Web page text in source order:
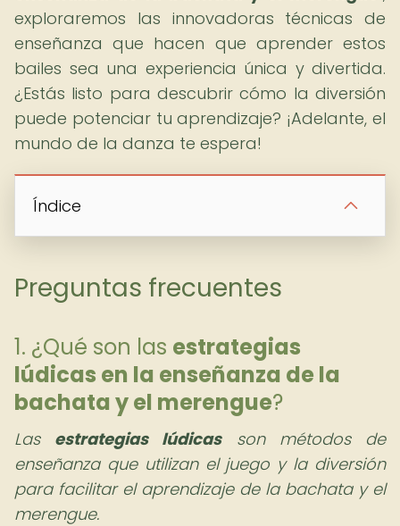
exploraremos las innovadoras técnicas de
enseñanza que hacen que aprender estos
bailes sea una experiencia única y divertida.
¿Estás listo para descubrir cómo la diversión
puede potenciar tu aprendizaje? ¡Adelante, el
mundo de la danza te espera!
Índice
Preguntas frecuentes
1. ¿Qué son las estrategias
lúdicas en la enseñanza de la
bachata y el merengue?
Las estrategias lúdicasson métodos de
enseñanza que utilizan el juego y la diversión
para facilitar el aprendizaje de la bachata y el
merengue.